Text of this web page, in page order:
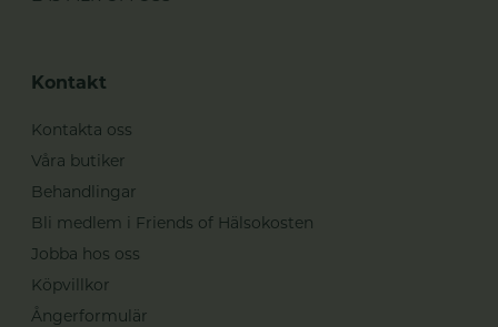
Kontakt
Kontakta oss
Våra butiker
Behandlingar
Bli medlem i Friends of Hälsokosten
Jobba hos oss
Köpvillkor
Ångerformulär